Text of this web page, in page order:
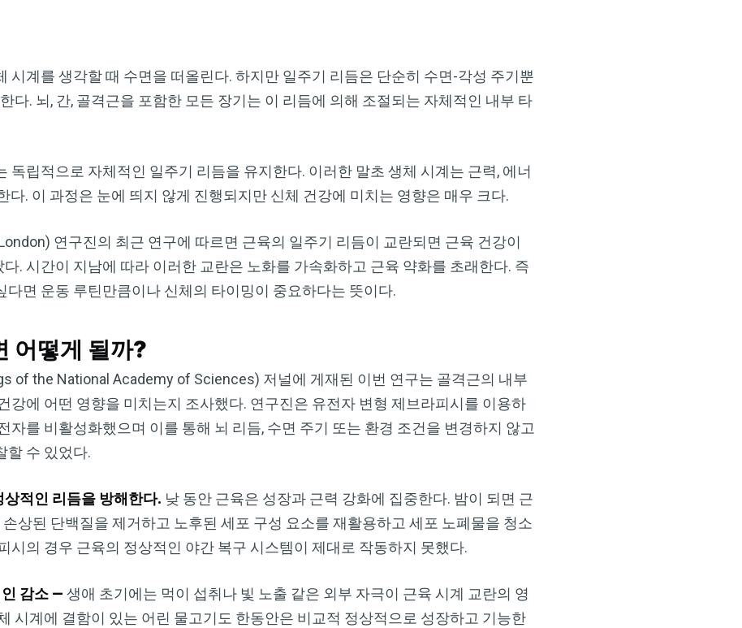
시계를 생각할 때 수면을 떠올린다. 하지만 일주기 리듬은 단순히 수면-각성 주기뿐
다. 뇌, 간, 골격근을 포함한 모든 장기는 이 리듬에 의해 조절되는 자체적인 내부 타
독립적으로 자체적인 일주기 리듬을 유지한다. 이러한 말초 생체 시계는 근력, 에너
다. 이 과정은 눈에 띄지 않게 진행되지만 신체 건강에 미치는 영향은 매우 크다.
연구진의 최근 연구에 따르면 근육의 일주기 리듬이 교란되면 근육 건강이
. 시간이 지남에 따라 이러한 교란은 노화를 가속화하고 근육 약화를 초래한다. 즉
다면 운동 루틴만큼이나 신체의 타이밍이 중요하다는 뜻이다.
어떻게 될까?
of the National Academy of Sciences) 저널에 게재된 이번 연구는 골격근의 내부
강에 어떤 영향을 미치는지 조사했다. 연구진은 유전자 변형 제브라피시를 이용하
자를 비활성화했으며 이를 통해 뇌 리듬, 수면 주기 또는 환경 조건을 변경하지 않고
할 수 있었다.
상적인 리듬을 방해한다. 낮 동안 근육은 성장과 근력 강화에 집중한다. 밤이 되면 근
상된 단백질을 제거하고 노후된 세포 구성 요소를 재활용하고 세포 노폐물을 청소
시의 경우 근육의 정상적인 야간 복구 시스템이 제대로 작동하지 못했다.
감소 — 생애 초기에는 먹이 섭취나 빛 노출 같은 외부 자극이 근육 시계 교란의 영
시계에 결함이 있는 어린 물고기도 한동안은 비교적 정상적으로 성장하고 기능한
×